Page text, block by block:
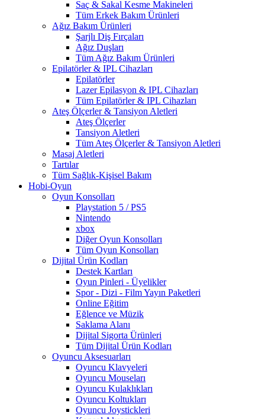
Saç & Sakal Kesme Makineleri
Tüm Erkek Bakım Ürünleri
Ağız Bakım Ürünleri
Şarjlı Diş Fırçaları
Ağız Duşları
Tüm Ağız Bakım Ürünleri
Epilatörler & IPL Cihazları
Epilatörler
Lazer Epilasyon & IPL Cihazları
Tüm Epilatörler & IPL Cihazları
Ateş Ölçerler & Tansiyon Aletleri
Ateş Ölçerler
Tansiyon Aletleri
Tüm Ateş Ölçerler & Tansiyon Aletleri
Masaj Aletleri
Tartılar
Tüm Sağlık-Kişisel Bakım
Hobi-Oyun
Oyun Konsolları
Playstation 5 / PS5
Nintendo
xbox
Diğer Oyun Konsolları
Tüm Oyun Konsolları
Dijital Ürün Kodları
Destek Kartları
Oyun Pinleri - Üyelikler
Spor - Dizi - Film Yayın Paketleri
Online Eğitim
Eğlence ve Müzik
Saklama Alanı
Dijital Sigorta Ürünleri
Tüm Dijital Ürün Kodları
Oyuncu Aksesuarları
Oyuncu Klavyeleri
Oyuncu Mouseları
Oyuncu Kulaklıkları
Oyuncu Koltukları
Oyuncu Joystickleri